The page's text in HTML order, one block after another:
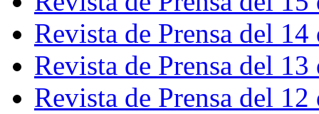
Revista de Prensa del
Revista de Prensa del
Revista de Prensa del